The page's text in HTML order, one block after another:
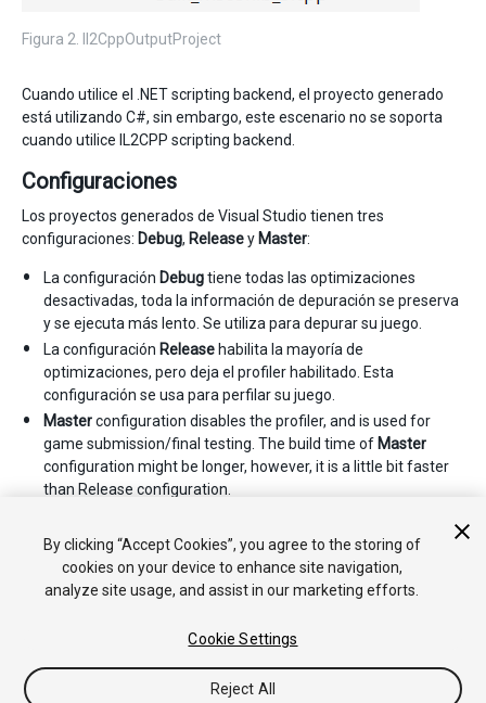
Figura 2. Il2CppOutputProject
Cuando utilice el .NET scripting backend, el proyecto generado
está utilizando C#, sin embargo, este escenario no se soporta
cuando utilice IL2CPP scripting backend.
Configuraciones
Los proyectos generados de Visual Studio tienen tres
configuraciones: Debug, Releasey Master:
La configuración Debugtiene todas las optimizaciones
desactivadas, toda la información de depuración se preserva
y se ejecuta más lento. Se utiliza para depurar su juego.
La configuración Release habilita la mayoría de
optimizaciones, pero deja el profiler habilitado. Esta
configuración se usa para perfilar su juego.
Masterconfiguration disables the profiler, and is used for
game submission/final testing. The build time of Master
configuration might be longer, however, it is a little bit faster
than Release configuration.
• 2017–05–16 Page amended with noeditorial review
By clicking “Accept Cookies”, you agree to the storing of
cookies on your device to enhance site navigation,
analyze site usage, and assist in our marketing efforts.
Cookie Settings
Reject All